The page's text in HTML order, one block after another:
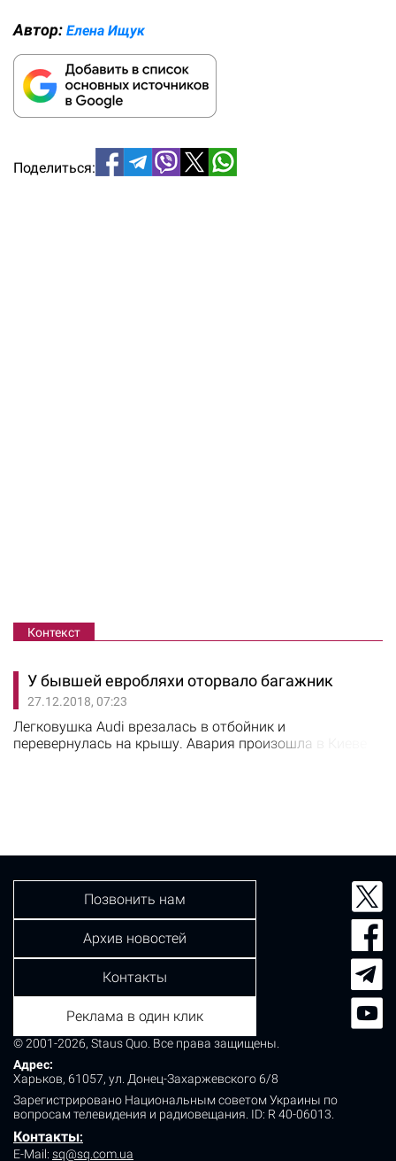
Автор: Елена Ищук
Поделиться:
Контекст
У бывшей евробляхи оторвало багажник
27.12.2018, 07:23
Легковушка Audi врезалась в отбойник и
перевернулась на крышу. Авария произошла в Киеве
© 2001-2026, Staus Quo. Все права защищены.
Адрес:
Харьков, 61057, ул. Донец-Захаржевского 6/8
Зарегистрировано Национальным советом Украины по
вопросам телевидения и радиовещания. ID: R 40-06013.
Контакты:
E-Mail: sq@sq.com.ua
Позвонить нам
Архив новостей
Контакты
Реклама в один клик